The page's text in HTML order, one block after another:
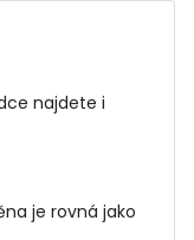
najdete i
je rovná jako